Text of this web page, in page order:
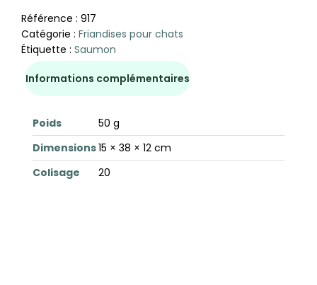
Référence : 917
Catégorie : Friandises pour chats
Étiquette : Saumon
Informations complémentaires
Poids
50 g
Dimensions15 × 38 × 12 cm
Colisage
20